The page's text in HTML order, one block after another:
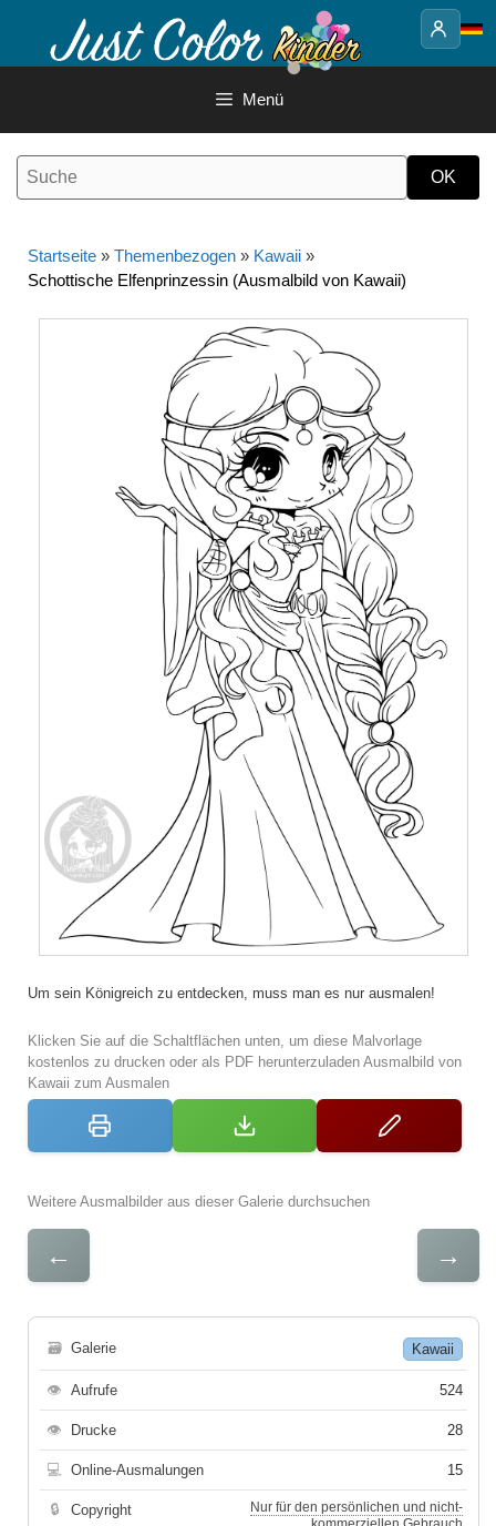
Inhalt
Menü
Startseite » Themenbezogen » Kawaii »
Schottische Elfenprinzessin (Ausmalbild von Kawaii)
Um sein Königreich zu entdecken, muss man es nur ausmalen!
Klicken Sie auf die Schaltflächen unten, um diese Malvorlage
kostenlos zu drucken oder als PDF herunterzuladen Ausmalbild von
Kawaii zum Ausmalen
Weitere Ausmalbilder aus dieser Galerie durchsuchen
← →
🗃 Galerie Kawaii
👁 Aufrufe 524
👁 Drucke 28
💻 Online-Ausmalungen 15
🔒 Copyright
Nur für den persönlichen und nicht-